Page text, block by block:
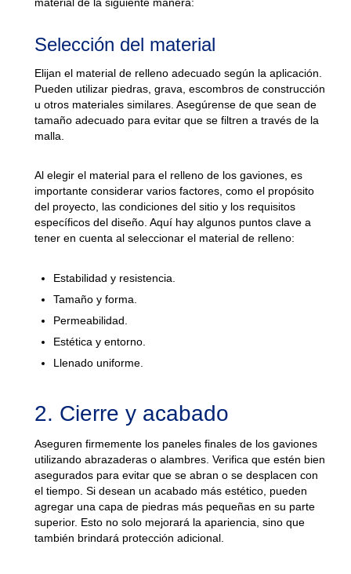
Selección del material
Elijan el material de relleno adecuado según la aplicación.
Pueden utilizar piedras, grava, escombros de construcción
u otros materiales similares. Asegúrense de que sean de
tamaño adecuado para evitar que se filtren a través de la
malla.
Al elegir el material para el relleno de los gaviones, es
importante considerar varios factores, como el propósito
del proyecto, las condiciones del sitio y los requisitos
específicos del diseño. Aquí hay algunos puntos clave a
tener en cuenta al seleccionar el material de relleno:
Estabilidad y resistencia.
Tamaño y forma.
Permeabilidad.
Estética y entorno.
Llenado uniforme.
2. Cierre y acabado
Aseguren firmemente los paneles finales de los gaviones
utilizando abrazaderas o alambres. Verifica que estén bien
asegurados para evitar que se abran o se desplacen con
el tiempo. Si desean un acabado más estético, pueden
agregar una capa de piedras más pequeñas en su parte
superior. Esto no solo mejorará la apariencia, sino que
también brindará protección adicional.